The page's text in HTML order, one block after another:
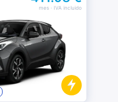
mes· IVA incluido